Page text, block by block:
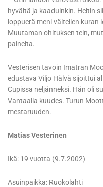
hyvältä ja kaaduinkin. Heitin
loppuerä meni vältellen kuran
Muutaman ohituksen tein,
paineita.
Vesterisen tavoin Imatran
edustava Viljo Hälvä sijoittui
Cupissa neljänneksi. Hän oli
Vantaalla kuudes. Turun
mestaruuden.
Matias Vesterinen
Ikä: 19 vuotta (9.7.2002)
Asuinpaikka: Ruokolahti